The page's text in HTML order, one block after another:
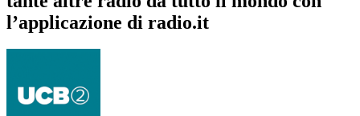
l’applicazione di radio.it